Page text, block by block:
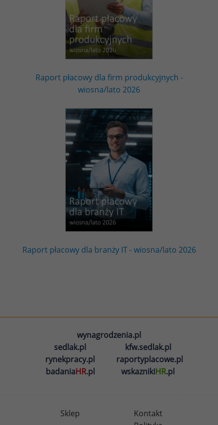
Raport płacowy dla firm produkcyjnych -
wiosna/lato 2026
Raport płacowy dla branży IT - wiosna/lato 2026
wynagrodzenia.pl
sedlak.pl
kfw.sedlak.pl
rynekpracy.pl
raportyplacowe.pl
badaniaHR.pl wskaznikiHR.pl
Sklep
Kontakt